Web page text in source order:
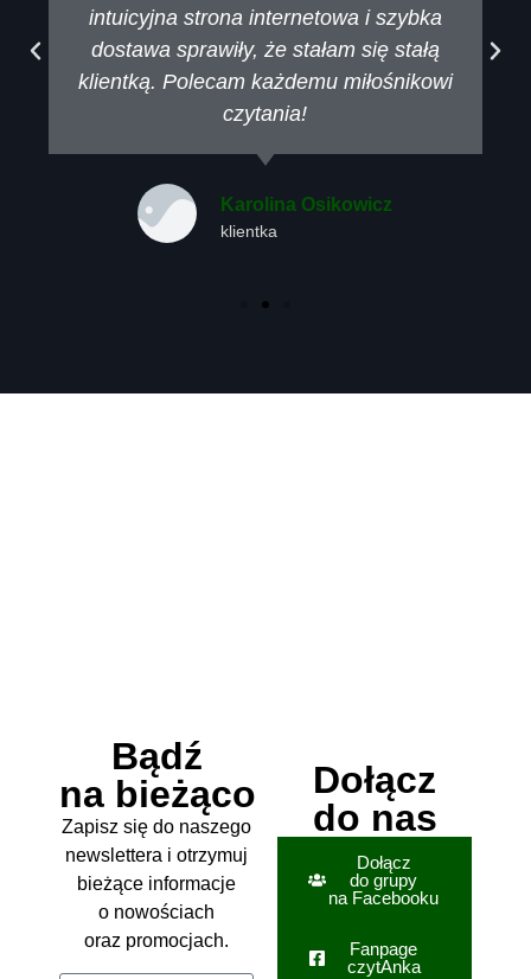
intuicyjna strona internetowa i szybka
dostawa sprawiły, że stałam się stałą
klientką. Polecam każdemu miłośnikowi
czytania!
Karolina Osikowicz
klientka
Bądź
na bieżąco
Zapisz się do naszego
newslettera i otrzymuj
bieżące informacje
o nowościach
oraz promocjach.
Dołącz
do nas
Dołącz
do grupy
na Facebooku
Fanpage
czytAnka